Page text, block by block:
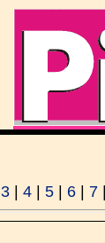
3 4 5 6 7